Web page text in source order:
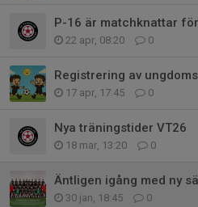
P-16 är matchknattar
22 apr, 08:20 0
Registrering av
17 apr, 17:45 0
Nya träningstider VT26
18 mar, 13:20 0
Äntligen igång med ny
30 jan, 18:45 0